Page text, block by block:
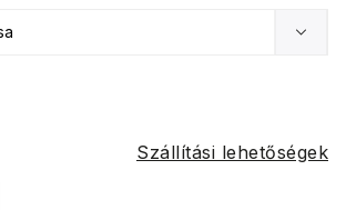
Szállítási lehetőségek